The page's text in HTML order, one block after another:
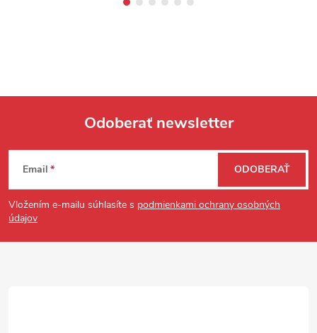
Zápätie
Odoberať newsletter
Email
Vložením e-mailu súhlasíte s podmienkami ochrany osobných
údajov
ODOBERAŤ